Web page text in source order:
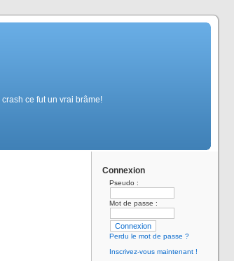
ce fut un vrai brâme!
Connexion
Pseudo :
Mot de passe :
Perdu le mot de passe ?
Inscrivez-vous maintenant !